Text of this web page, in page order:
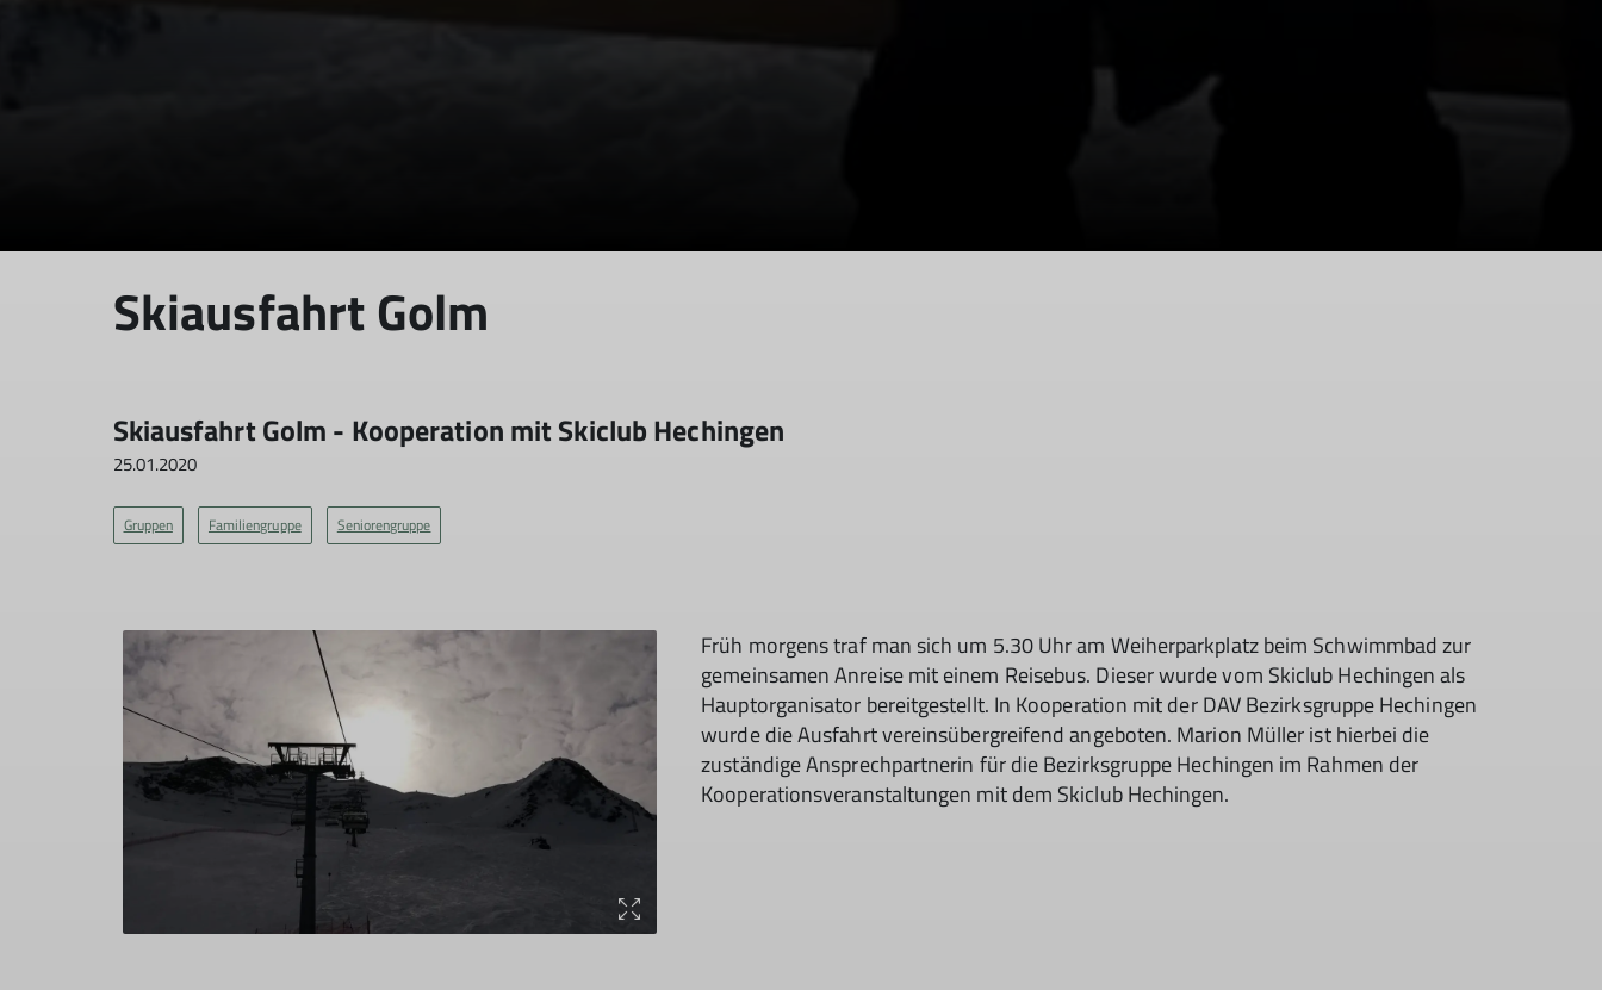
Skiausfahrt Golm
Skiausfahrt Golm - Kooperation mit Skiclub Hechingen
25.01.2020
Gruppen Familiengruppe Seniorengruppe
Früh morgens traf man sich um 5.30 Uhr am Weiherparkplatz beim Schwimmbad zur
gemeinsamen Anreise mit einem Reisebus. Dieser wurde vom Skiclub Hechingen als
Hauptorganisator bereitgestellt. In Kooperation mit der DAV Bezirksgruppe Hechingen
wurde die Ausfahrt vereinsübergreifend angeboten. Marion Müller ist hierbei die
zuständige Ansprechpartnerin für die Bezirksgruppe Hechingen im Rahmen der
Kooperationsveranstaltungen mit dem Skiclub Hechingen.